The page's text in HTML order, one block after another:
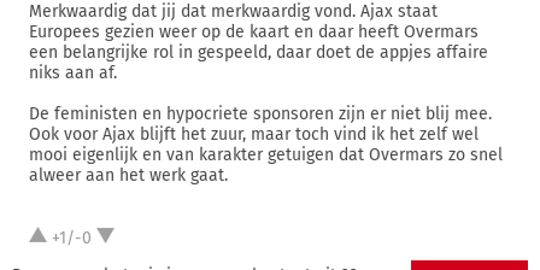
Merkwaardig dat jij dat merkwaardig vond. Ajax staat
Europees gezien weer op de kaart en daar heeft Overmars
een belangrijke rol in gespeeld, daar doet de appjes affaire
niks aan af.
De feministen en hypocriete sponsoren zijn er niet blij mee.
Ook voor Ajax blijft het zuur, maar toch vind ik het zelf wel
mooi eigenlijk en van karakter getuigen dat Overmars zo snel
alweer aan het werk gaat.
+1/-0